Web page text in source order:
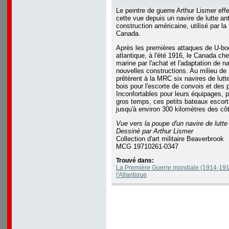
Le peintre de guerre Arthur Lismer
cette vue depuis un navire de lutte
construction américaine, utilisé par la
Canada.
Après les premières attaques de U-
atlantique, à l'été 1916, le Canada
marine par l'achat et l'adaptation de
nouvelles constructions. Au milieu
prêtèrent à la MRC six navires de
bois pour l'escorte de convois et des
Inconfortables pour leurs équipages,
gros temps, ces petits bateaux
jusqu'à environ 300 kilomètres des
Vue vers la poupe d'un navire de
Dessiné par Arthur Lismer
Collection d'art militaire Beaverbrook
MCG 19710261-0347
Trouvé dans:
La Première Guerre mondiale (1914-
l'Atlantique